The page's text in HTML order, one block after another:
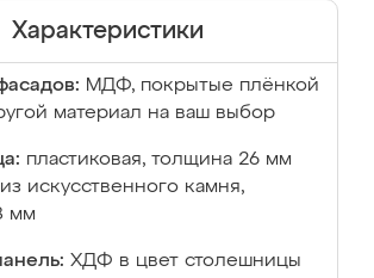
Характеристики
МДФ, покрытые плёнкой
материал на ваш выбор
пластиковая, толщина 26 мм
искусственного камня,
мм
ХДФ в цвет столешницы